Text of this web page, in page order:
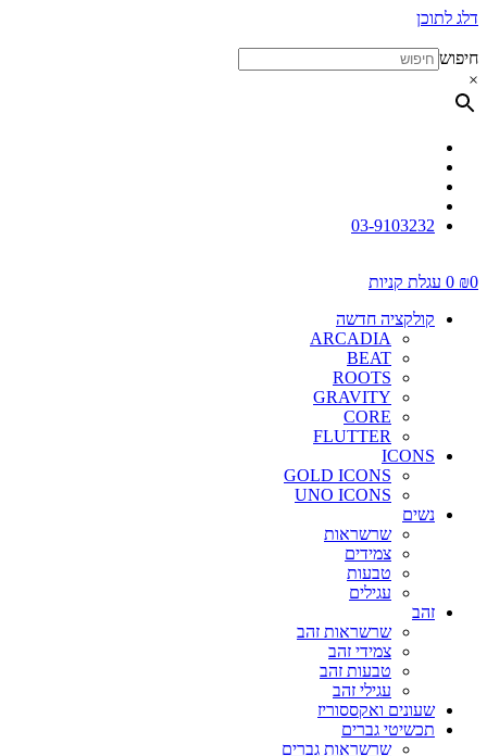
דלג לתוכן
חיפוש
×
03-9103232
₪0
0 עגלת קניות
קולקציה חדשה
ARCADIA
BEAT
ROOTS
GRAVITY
CORE
FLUTTER
ICONS
GOLD ICONS
UNO ICONS
נשים
שרשראות
צמידים
טבעות
עגילים
זהב
שרשראות זהב
צמידי זהב
טבעות זהב
עגילי זהב
שעונים ואקססוריז
תכשיטי גברים
שרשראות גברים